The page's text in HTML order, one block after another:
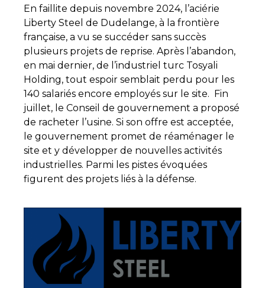
En faillite depuis novembre 2024, l’aciérie
Liberty Steel de Dudelange, à la frontière
française, a vu se succéder sans succès
plusieurs projets de reprise. Après l’abandon,
en mai dernier, de l’industriel turc Tosyali
Holding, tout espoir semblait perdu pour les
140 salariés encore employés sur le site. Fin
juillet, le Conseil de gouvernement a proposé
de racheter l’usine. Si son offre est acceptée,
le gouvernement promet de réaménager le
site et y développer de nouvelles activités
industrielles. Parmi les pistes évoquées
figurent des projets liés à la défense.